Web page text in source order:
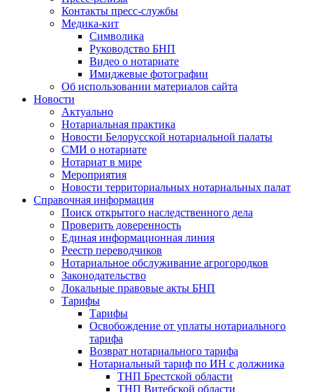
Контакты пресс-службы
Медика-кит
Символика
Руководство БНП
Видео о нотариате
Имиджевые фотографии
Об использовании материалов сайта
Новости
Актуально
Нотариальная практика
Новости Белорусской нотариальной палаты
СМИ о нотариате
Нотариат в мире
Мероприятия
Новости территориальных нотариальных палат
Справочная информация
Поиск открытого наследственного дела
Проверить доверенность
Единая информационная линия
Реестр переводчиков
Нотариальное обслуживание агрогородков
Законодательство
Локальные правовые акты БНП
Тарифы
Тарифы
Освобождение от уплаты нотариального
тарифа
Возврат нотариального тарифа
Нотариальный тариф по ИН с должника
ТНП Брестской области
ТНП Витебской области